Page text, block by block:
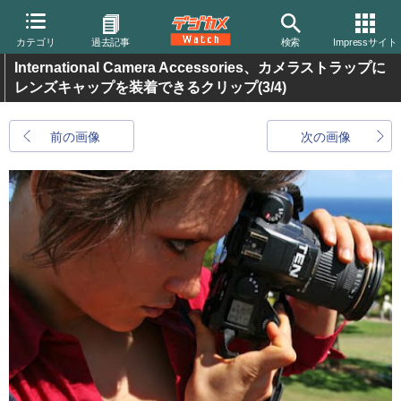
カテゴリ 過去記事 検索 Impressサイト
International Camera Accessories、カメラストラップに
レンズキャップを装着できるクリップ(3/4)
前の画像 次の画像